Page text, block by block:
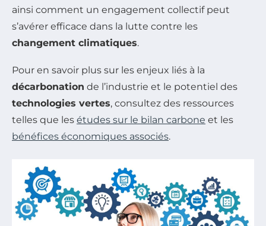
ainsi comment un engagement collectif peut
s’avérer efficace dans la lutte contre les
changement climatiques.
Pour en savoir plus sur les enjeux liés à la
décarbonation de l’industrie et le potentiel des
technologies vertes, consultez des ressources
telles que les études sur le bilan carbone et les
bénéfices économiques associés.